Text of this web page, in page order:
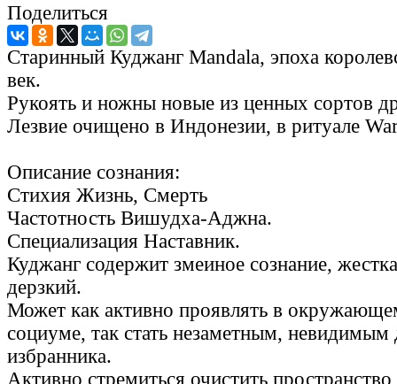
Поделиться
Старинный Куджанг Mandala, эпоха
век.
Рукоять и ножны новые из ценных сортов
Лезвие очищено в Индонезии, в ритуале
Описание сознания:
Стихия Жизнь, Смерть
Частотность Вишудха-Аджна.
Специализация Наставник.
Куджанг содержит змеиное сознание,
дерзкий.
Может как активно проявлять в
социуме, так стать незаметным, невидимым
избранника.
Активно стремиться очистить